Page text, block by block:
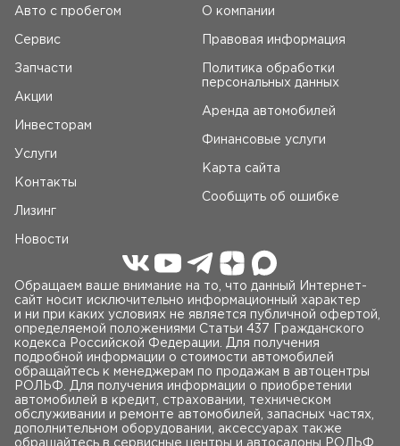
Авто c пробегом
Сервис
Запчасти
Акции
Инвесторам
Услуги
Контакты
Лизинг
Новости
О компании
Правовая информация
Политика обработки
персональных данных
Аренда автомобилей
Финансовые услуги
Карта сайта
Сообщить об ошибке
Обращаем ваше внимание на то, что данный Интернет-
сайт носит исключительно информационный характер
и ни при каких условиях не является публичной офертой,
определяемой положениями Статьи 437 Гражданского
кодекса Российской Федерации. Для получения
подробной информации о стоимости автомобилей
обращайтесь к менеджерам по продажам в автоцентры
РОЛЬФ. Для получения информации о приобретении
автомобилей в кредит, страховании, техническом
обслуживании и ремонте автомобилей, запасных частях,
дополнительном оборудовании, аксессуарах также
обращайтесь в сервисные центры и автосалоны РОЛЬФ.